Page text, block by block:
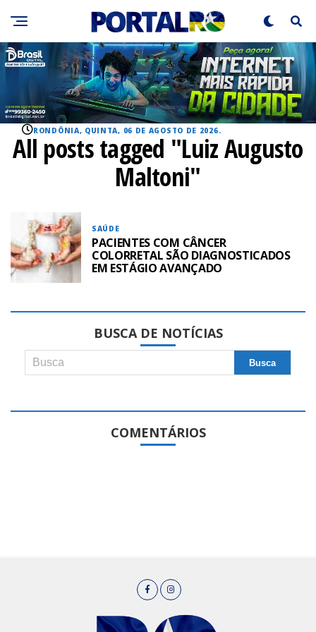
RONDÔNIA, QUINTA, 06 DE AGOSTO DE 2026.
All posts tagged "Luiz Augusto
Maltoni"
SAÚDE
PACIENTES COM CÂNCER
COLORRETAL SÃO DIAGNOSTICADOS
EM ESTÁGIO AVANÇADO
BUSCA DE NOTÍCIAS
COMENTÁRIOS